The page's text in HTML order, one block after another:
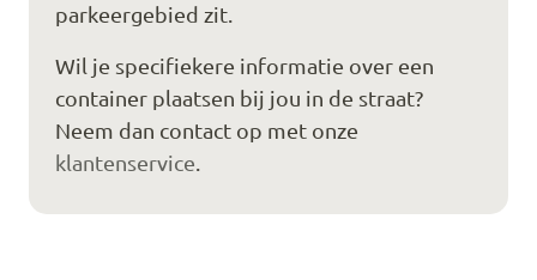
parkeergebied zit.
Wil je specifiekere informatie over een
container plaatsen bij jou in de straat?
Neem dan contact op met onze
klantenservice.